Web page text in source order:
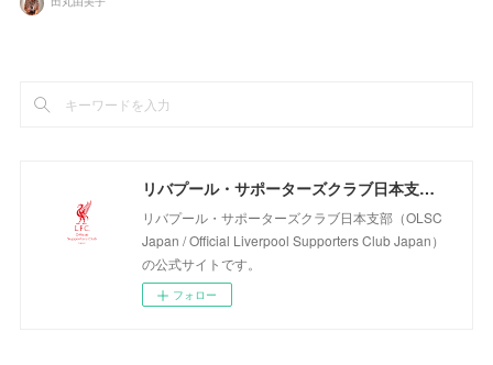
リバプール・サポーターズクラブ日本支部（OLSC Japan / Official Liverpool Supporters Club Japan）
リバプール・サポーターズクラブ日本支部（OLSC
Japan / Official Liverpool Supporters Club Japan）
の公式サイトです。
フォロー